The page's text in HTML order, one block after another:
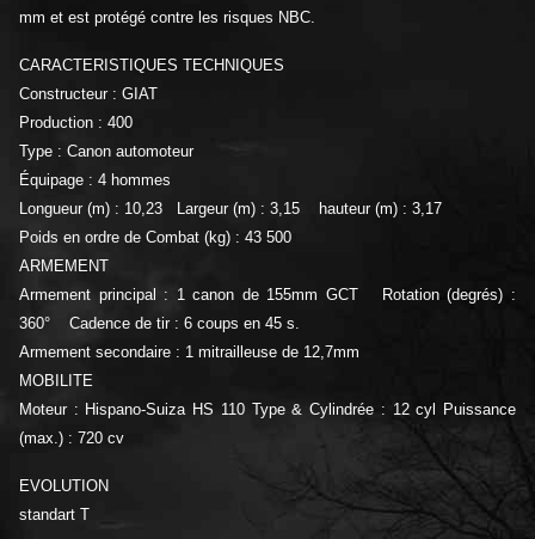
mm et est protégé contre les risques NBC.
CARACTERISTIQUES TECHNIQUES
Constructeur : GIAT
Production : 400
Type : Canon automoteur
Équipage : 4 hommes
Longueur (m) : 10,23 Largeur (m) : 3,15 hauteur (m) : 3,17
Poids en ordre de Combat (kg) : 43 500
ARMEMENT
Armement principal : 1 canon de 155mm GCT Rotation (degrés) :
360° Cadence de tir : 6 coups en 45 s.
Armement secondaire : 1 mitrailleuse de 12,7mm
MOBILITE
Moteur : Hispano-Suiza HS 110 Type & Cylindrée : 12 cyl Puissance
(max.) : 720 cv
EVOLUTION
standart T